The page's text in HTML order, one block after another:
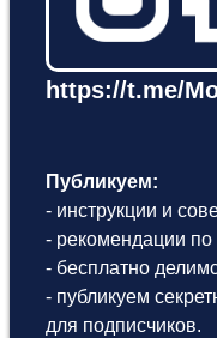
https://t.me/
Публикуем:
- инструкции и
- рекомендации по
- бесплатно
- публикуем
для подписчиков.